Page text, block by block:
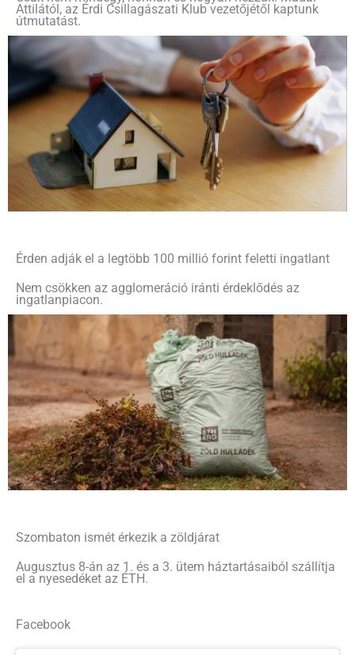
Attilától, az Érdi Csillagászati Klub vezetőjétől kaptunk
útmutatást.
Érden adják el a legtöbb 100 millió forint feletti ingatlant
Nem csökken az agglomeráció iránti érdeklődés az
ingatlanpiacon.
Szombaton ismét érkezik a zöldjárat
Augusztus 8-án az 1. és a 3. ütem háztartásaiból szállítja
el a nyesedéket az ÉTH.
Facebook